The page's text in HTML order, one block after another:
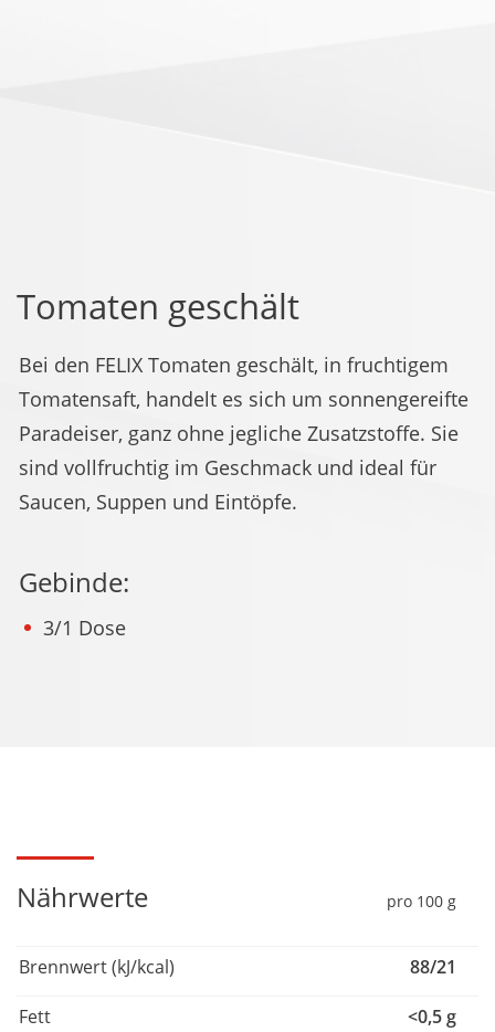
Tomaten geschält
Bei den FELIX Tomaten geschält, in fruchtigem
Tomatensaft, handelt es sich um sonnengereifte
Paradeiser, ganz ohne jegliche Zusatzstoffe. Sie
sind vollfruchtig im Geschmack und ideal für
Saucen, Suppen und Eintöpfe.
Gebinde:
3/1 Dose
Nährwerte pro 100 g
Brennwert (kJ/kcal) 88/21
Fett <0,5 g